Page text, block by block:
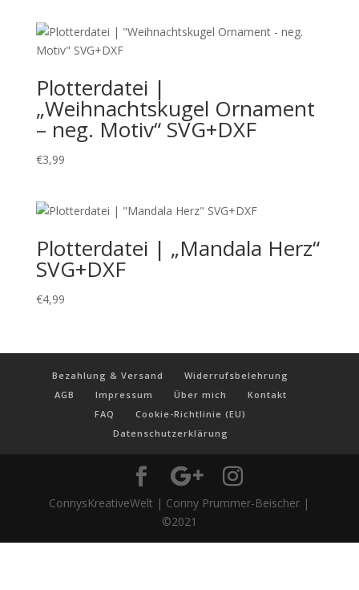
Plotterdatei |
„Weihnachtskugel Ornament
– neg. Motiv“ SVG+DXF
€3,99
Plotterdatei | „Mandala Herz“
SVG+DXF
€4,99
Bezahlung & Versand
Widerrufsbelehrung
AGB
Impressum Über mich
Kontakt
FAQ
Cookie-Richtlinie (EU)
Datenschutzerklärung
ConnysKreativeWelt | Conny Prummer-Beischer |
©2021